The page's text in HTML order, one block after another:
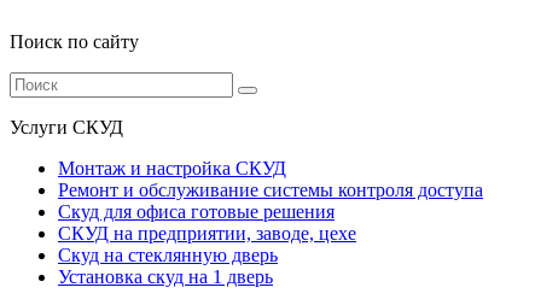
Поиск по сайту
Услуги СКУД
Монтаж и настройка СКУД
Ремонт и обслуживание системы контроля доступа
Скуд для офиса готовые решения
СКУД на предприятии, заводе, цехе
Скуд на стеклянную дверь
Установка скуд на 1 дверь